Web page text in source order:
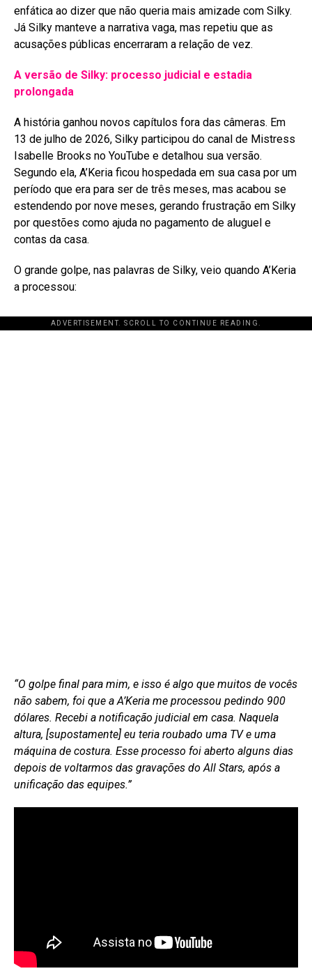
enfática ao dizer que não queria mais amizade com Silky.
Já Silky manteve a narrativa vaga, mas repetiu que as
acusações públicas encerraram a relação de vez.
A versão de Silky: processo judicial e estadia
prolongada
A história ganhou novos capítulos fora das câmeras. Em
13 de julho de 2026, Silky participou do canal de Mistress
Isabelle Brooks no YouTube e detalhou sua versão.
Segundo ela, A’Keria ficou hospedada em sua casa por um
período que era para ser de três meses, mas acabou se
estendendo por nove meses, gerando frustração em Silky
por questões como ajuda no pagamento de aluguel e
contas da casa.
O grande golpe, nas palavras de Silky, veio quando A’Keria
a processou:
ADVERTISEMENT. SCROLL TO CONTINUE READING.
“O golpe final para mim, e isso é algo que muitos de vocês
não sabem, foi que a A’Keria me processou pedindo 900
dólares. Recebi a notificação judicial em casa. Naquela
altura, [supostamente] eu teria roubado uma TV e uma
máquina de costura. Esse processo foi aberto alguns dias
depois de voltarmos das gravações do All Stars, após a
unificação das equipes.”